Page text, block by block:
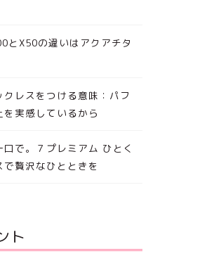
とX50の違いはアクアチタ
レスをつける意味：パフ
を実感しているから
で。７プレミアム ひとく
贅沢なひとときを
ト